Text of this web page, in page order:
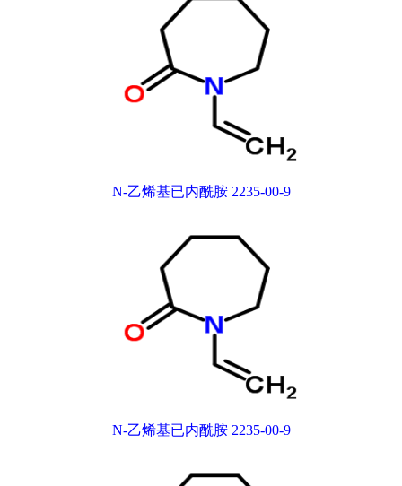
N-乙烯基已内酰胺 2235-00-9
N-乙烯基已内酰胺 2235-00-9